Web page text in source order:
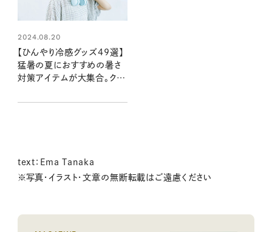
2024.08.20
【ひんやり冷感グッズ49選】
猛暑の夏におすすめの暑さ
対策アイテムが大集合。クー
text：Ema Tanaka
※写真・イラスト・文章の無断転載はご遠慮ください